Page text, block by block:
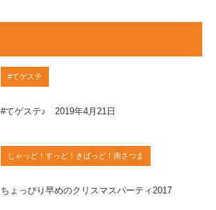
#てゲステ
#てゲステ♪ 2019年4月21日
じゃっど！すっど！きばっど！南さつま
ちょっぴり早めのクリスマスパーティ2017